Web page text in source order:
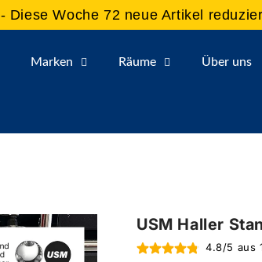
- Diese Woche 72 neue Artikel
Marken Räume Über uns
USM Haller
4.8/5 aus